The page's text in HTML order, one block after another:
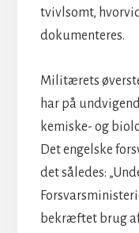
tvivlsomt,
dokumenteres.
Militærets
har på
kemiske- og
Det engelske
det således:
bekræftet brug